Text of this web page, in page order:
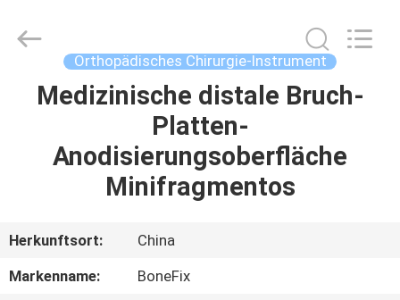
HAUS
PRODUKTE
UNS
Copyright
orthopedicsurgeryinstrument.com.
Orthopädisches Chirurgie-Instrument
Medizinische distale Bruch-
Platten-
Anodisierungsoberfläche
Minifragmentos
Herkunftsort:
China
Markenname:
BoneFix